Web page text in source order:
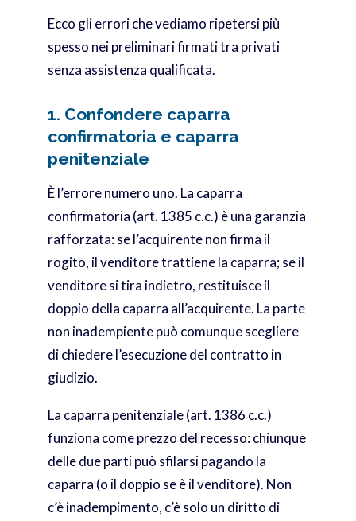
Ecco gli errori che vediamo ripetersi più
spesso nei preliminari firmati tra privati
senza assistenza qualificata.
1. Confondere caparra
confirmatoria e caparra
penitenziale
È l’errore numero uno. La caparra
confirmatoria (art. 1385 c.c.) è una garanzia
rafforzata: se l’acquirente non firma il
rogito, il venditore trattiene la caparra; se il
venditore si tira indietro, restituisce il
doppio della caparra all’acquirente. La parte
non inadempiente può comunque scegliere
di chiedere l’esecuzione del contratto in
giudizio.
La caparra penitenziale (art. 1386 c.c.)
funziona come prezzo del recesso: chiunque
delle due parti può sfilarsi pagando la
caparra (o il doppio se è il venditore). Non
c’è inadempimento, c’è solo un diritto di